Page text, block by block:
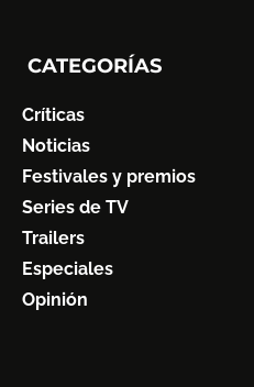
CATEGORÍAS
Críticas
Noticias
Festivales y premios
Series de TV
Trailers
Especiales
Opinión